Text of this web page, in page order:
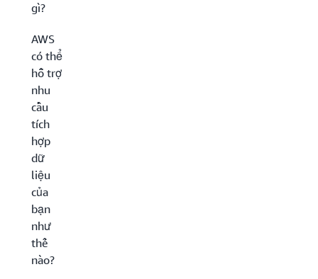
gì?
AWS
có thể
hỗ trợ
nhu
cầu
tích
hợp
dữ
liệu
của
bạn
như
thế
nào?